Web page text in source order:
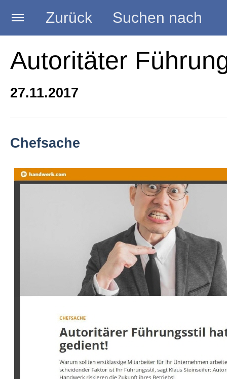
Zurück Suchen nach
Startseite
BLOG HANDWERK
Seminare
Presse-Lounge
Kontakt
Autoritäter
27.11.2017
Chefsache